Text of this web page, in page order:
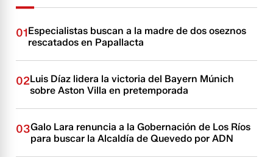
01Especialistas buscan a la madre de dos oseznos
rescatados en Papallacta
02Luis Díaz lidera la victoria del Bayern Múnich
sobre Aston Villa en pretemporada
03Galo Lara renuncia a la Gobernación de Los Ríos
para buscar la Alcaldía de Quevedo por ADN